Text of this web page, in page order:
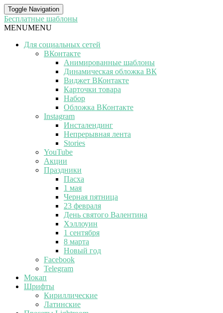
Toggle Navigation
Бесплатные шаблоны
MENUMENU
Для социальных сетей
ВКонтакте
Анимированные шаблоны
Динамическая обложка ВК
Виджет ВКонтакте
Карточки товара
Набор
Обложка ВКонтакте
Instagram
Инсталендинг
Непрерывная лента
Stories
YouTube
Акции
Праздники
Пасха
1 мая
Черная пятница
23 февраля
День святого Валентина
Хэллоуин
1 сентября
8 марта
Новый год
Facebook
Telegram
Мокап
Шрифты
Кириллические
Латинские